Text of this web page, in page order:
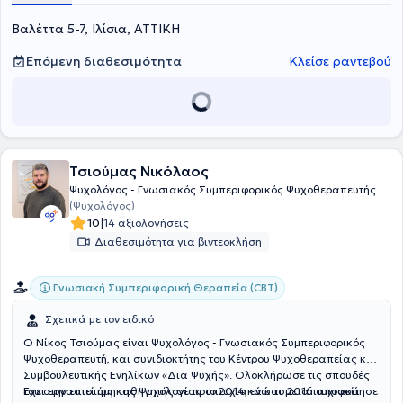
εργάζεται ως Σύμβουλος Ψυχικής Υγείας σε ατομικές συνεδρίες
Βαλέττα 5-7, Ιλίσια, ΑΤΤΙΚΗ
Επόμενη διαθεσιμότητα
Κλείσε ραντεβού
Τσιούμας Νικόλαος
Ψυχολόγος - Γνωσιακός Συμπεριφορικός Ψυχοθεραπευτής
(Ψυχολόγος)
10|14 αξιολογήσεις
Διαθεσιμότητα για βιντεοκλήση
Γνωσιακή Συμπεριφορική Θεραπεία (CBT)
Σχετικά με τον ειδικό
Ο Νίκος Τσιούμας είναι Ψυχολόγος - Γνωσιακός Συμπεριφορικός
Ψυχοθεραπευτή, και συνιδιοκτήτης του Κέντρου Ψυχοθεραπείας και
Συμβουλευτικής Ενηλίκων «Δια Ψυχής». Ολοκλήρωσε τις σπουδές
του στην επιστήμη της Ψυχολογίας το 2014, ενώ τo 2016 αποφοίτησε
Έχει εργαστεί ως καθηγητής σε προπτυχιακά και μεταπτυχιακά